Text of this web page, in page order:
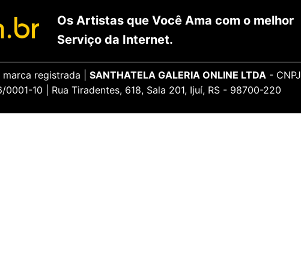
Os Artistas que Você Ama com o melhor
Serviço da Internet.
marca registrada | SANTHATELA GALERIA ONLINE LTDA- CNPJ
0001-10 | Rua Tiradentes, 618, Sala 201, Ijuí, RS - 98700-220